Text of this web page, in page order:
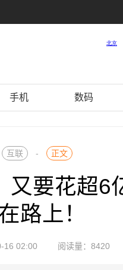
手机 数码
互联 - 正文
又要花超6
路上！
16 02:00 阅读量：8420